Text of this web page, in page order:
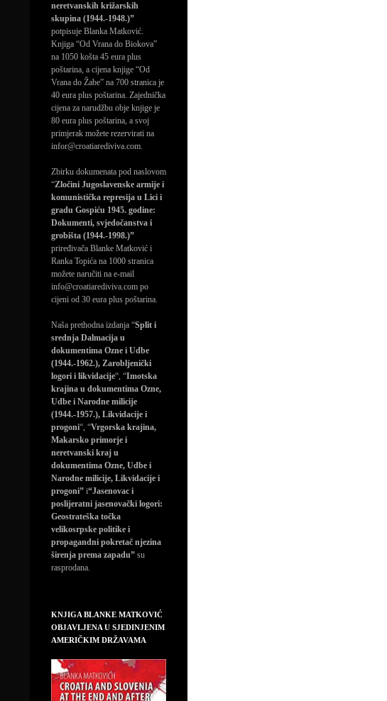
neretvanskih križarskih
skupina (1944.-1948.)”
potpisuje Blanka Matković.
Knjiga “Od Vrana do Biokova”
na 1050 košta 45 eura plus
poštarina, a cijena knjige “Od
Vrana do Žabe” na 700 stranica je
40 eura plus poštarina. Zajednička
cijena za narudžbu obje knjige je
80 eura plus poštarina, a svoj
primjerak možete rezervirati na
infor@croatiarediviva.com.
Zbirku dokumenata pod naslovom
“Zločini Jugoslavenske armije i
komunistička represija u Lici i
gradu Gospiću 1945. godine:
Dokumenti, svjedočanstva i
grobišta (1944.-1998.)”
priređivača Blanke Matković i
Ranka Topića na 1000 stranica
možete naručiti na e-mail
info@croatiarediviva.com po
cijeni od 30 eura plus poštarina.
Naša prethodna izdanja “Split i
srednja Dalmacija u
dokumentima Ozne i Udbe
(1944.-1962.), Zarobljenički
logori i likvidacije“, “Imotska
krajina u dokumentima Ozne,
Udbe i Narodne milicije
(1944.-1957.), Likvidacije i
progoni“, “Vrgorska krajina,
Makarsko primorje i
neretvanski kraj u
dokumentima Ozne, Udbe i
Narodne milicije, Likvidacije i
progoni” i“Jasenovac i
poslijeratni jasenovački logori:
Geostrateška točka
velikosrpske politike i
propagandni pokretač njezina
širenja prema zapadu” su
rasprodana.
KNJIGA BLANKE MATKOVIĆ
OBJAVLJENA U SJEDINJENIM
AMERIČKIM DRŽAVAMA